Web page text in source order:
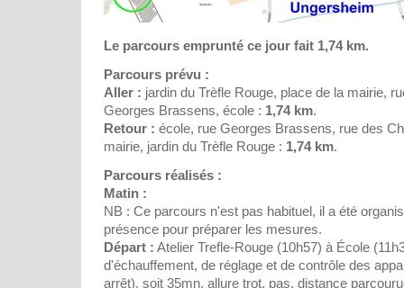
Le parcours emprunté ce jour fait 1,74 km.
Parcours prévu :
Aller : jardin du Trèfle Rouge, place de la mairie,
Georges Brassens, école : 1,74 km.
Retour : école, rue Georges Brassens, rue des
mairie, jardin du Trèfle Rouge : 1,74 km.
Parcours réalisés :
Matin :
NB : Ce parcours n'est pas habituel, il a été
présence pour préparer les mesures.
Départ : Atelier Trefle-Rouge (10h57) à École
d'échauffement, de réglage et de contrôle des
arrêt), soit 35mn, allure trot, pas, distance